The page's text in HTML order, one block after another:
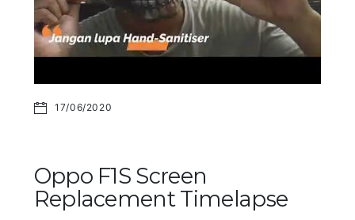
17/06/2020
Oppo F1S Screen
Replacement Timelapse